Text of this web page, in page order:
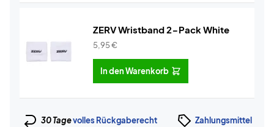
ZERV Wristband 2-Pack White
5,95€
In den Warenkorb
30 Tagevolles Rückgaberecht Zahlungsmittel